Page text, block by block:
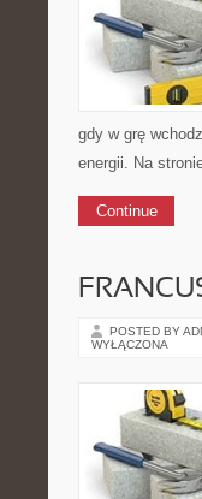
gdy w grę
energii. Na
Continue
POSTED BY
WYŁĄCZONA